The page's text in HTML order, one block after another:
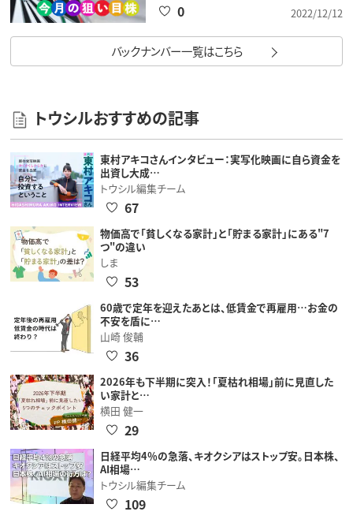
2022/12/12
0
バックナンバー一覧はこちら
トウシルおすすめの記事
東村アキコさんインタビュー：実写化映画に自ら資金を
出資し大成…
トウシル編集チーム
67
物価高で「貧しくなる家計」と「貯まる家計」にある"7
つ"の違い
しま
53
60歳で定年を迎えたあとは、低賃金で再雇用…お金の
不安を盾に…
山崎 俊輔
36
2026年も下半期に突入！「夏枯れ相場」前に見直した
い家計と…
横田 健一
29
日経平均4％の急落、キオクシアはストップ安。日本株、
AI相場…
トウシル編集チーム
109